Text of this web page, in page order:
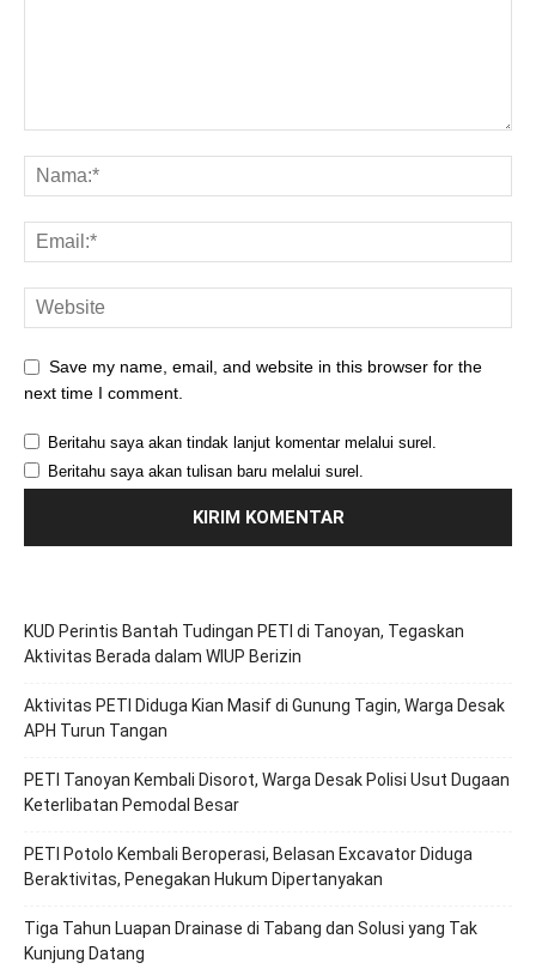
Save my name, email, and website in this browser for the
next time I comment.
Beritahu saya akan tindak lanjut komentar melalui surel.
Beritahu saya akan tulisan baru melalui surel.
KUD Perintis Bantah Tudingan PETI di Tanoyan, Tegaskan
Aktivitas Berada dalam WIUP Berizin
Aktivitas PETI Diduga Kian Masif di Gunung Tagin, Warga Desak
APH Turun Tangan
PETI Tanoyan Kembali Disorot, Warga Desak Polisi Usut Dugaan
Keterlibatan Pemodal Besar
PETI Potolo Kembali Beroperasi, Belasan Excavator Diduga
Beraktivitas, Penegakan Hukum Dipertanyakan
Tiga Tahun Luapan Drainase di Tabang dan Solusi yang Tak
Kunjung Datang